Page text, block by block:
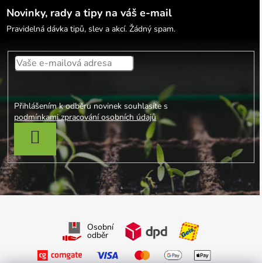
Novinky, rady a tipy na váš e-mail
Pravidelná dávka tipů, slev a akcí. Žádný spam.
Přihlášením k odběru novinek souhlasíte s
podmínkami zpracování osobních údajů
PŘIHLÁSIT SE
Osobní
odběr